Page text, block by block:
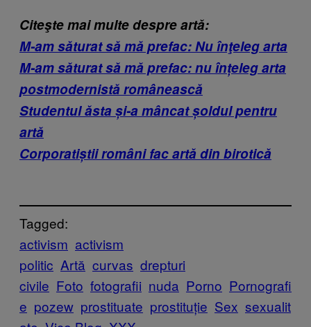
Citeşte mai multe despre artă:
M-am săturat să mă prefac: Nu înţeleg arta
M-am săturat să mă prefac: nu înțeleg arta
postmodernistă românească
Studentul ăsta și-a mâncat șoldul pentru
artă
Corporatiștii români fac artă din birotică
Tagged:
activism activism
politic Artă curvas drepturi
civile Foto fotografii nuda Porno Pornografi
e pozew prostituate prostituție Sex sexualit